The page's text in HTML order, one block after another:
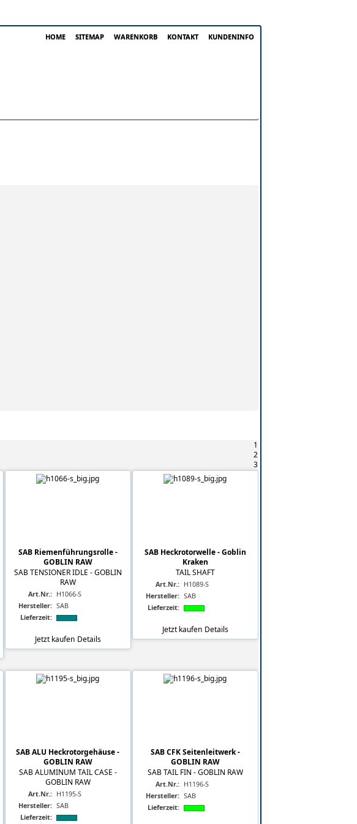
HOME SITEMAP WARENKORB KONTAKT KUNDENINFO
1
2
3
SAB Riemenführungsrolle -
GOBLIN RAW
SAB TENSIONER IDLE - GOBLIN
RAW
Art.Nr.: H1066-S
Hersteller: SAB
Lieferzeit:
Jetzt kaufen Details
SAB Heckrotorwelle - Goblin
Kraken
TAIL SHAFT
Art.Nr.: H1089-S
Hersteller: SAB
Lieferzeit:
Jetzt kaufen Details
SAB ALU Heckrotorgehäuse -
GOBLIN RAW
SAB ALUMINUM TAIL CASE -
GOBLIN RAW
Art.Nr.: H1195-S
Hersteller: SAB
Lieferzeit:
SAB CFK Seitenleitwerk -
GOBLIN RAW
SAB TAIL FIN - GOBLIN RAW
Art.Nr.: H1196-S
Hersteller: SAB
Lieferzeit: